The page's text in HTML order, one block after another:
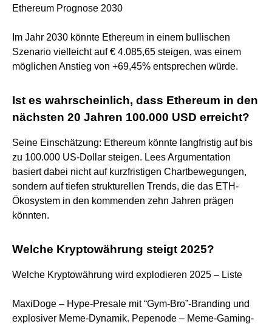
Ethereum Prognose 2030
Im Jahr 2030 könnte Ethereum in einem bullischen
Szenario vielleicht auf € 4.085,65 steigen, was einem
möglichen Anstieg von +69,45% entsprechen würde.
Ist es wahrscheinlich, dass Ethereum in den
nächsten 20 Jahren 100.000 USD erreicht?
Seine Einschätzung: Ethereum könnte langfristig auf bis
zu 100.000 US-Dollar steigen. Lees Argumentation
basiert dabei nicht auf kurzfristigen Chartbewegungen,
sondern auf tiefen strukturellen Trends, die das ETH-
Ökosystem in den kommenden zehn Jahren prägen
könnten.
Welche Kryptowährung steigt 2025?
Welche Kryptowährung wird explodieren 2025 – Liste
MaxiDoge – Hype-Presale mit “Gym-Bro”-Branding und
explosiver Meme-Dynamik. Pepenode – Meme-Gaming-